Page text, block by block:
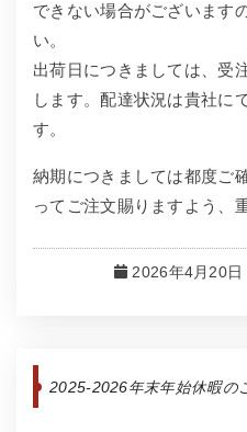
できない場合がございます
い。
出荷日につきましては、受
します。配達状況は貴社に
す。
納期につきましては都度ご
ってご注文賜りますよう、
2026年4月20日
2025-2026年末年始休暇の